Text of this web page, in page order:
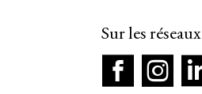
Sur les